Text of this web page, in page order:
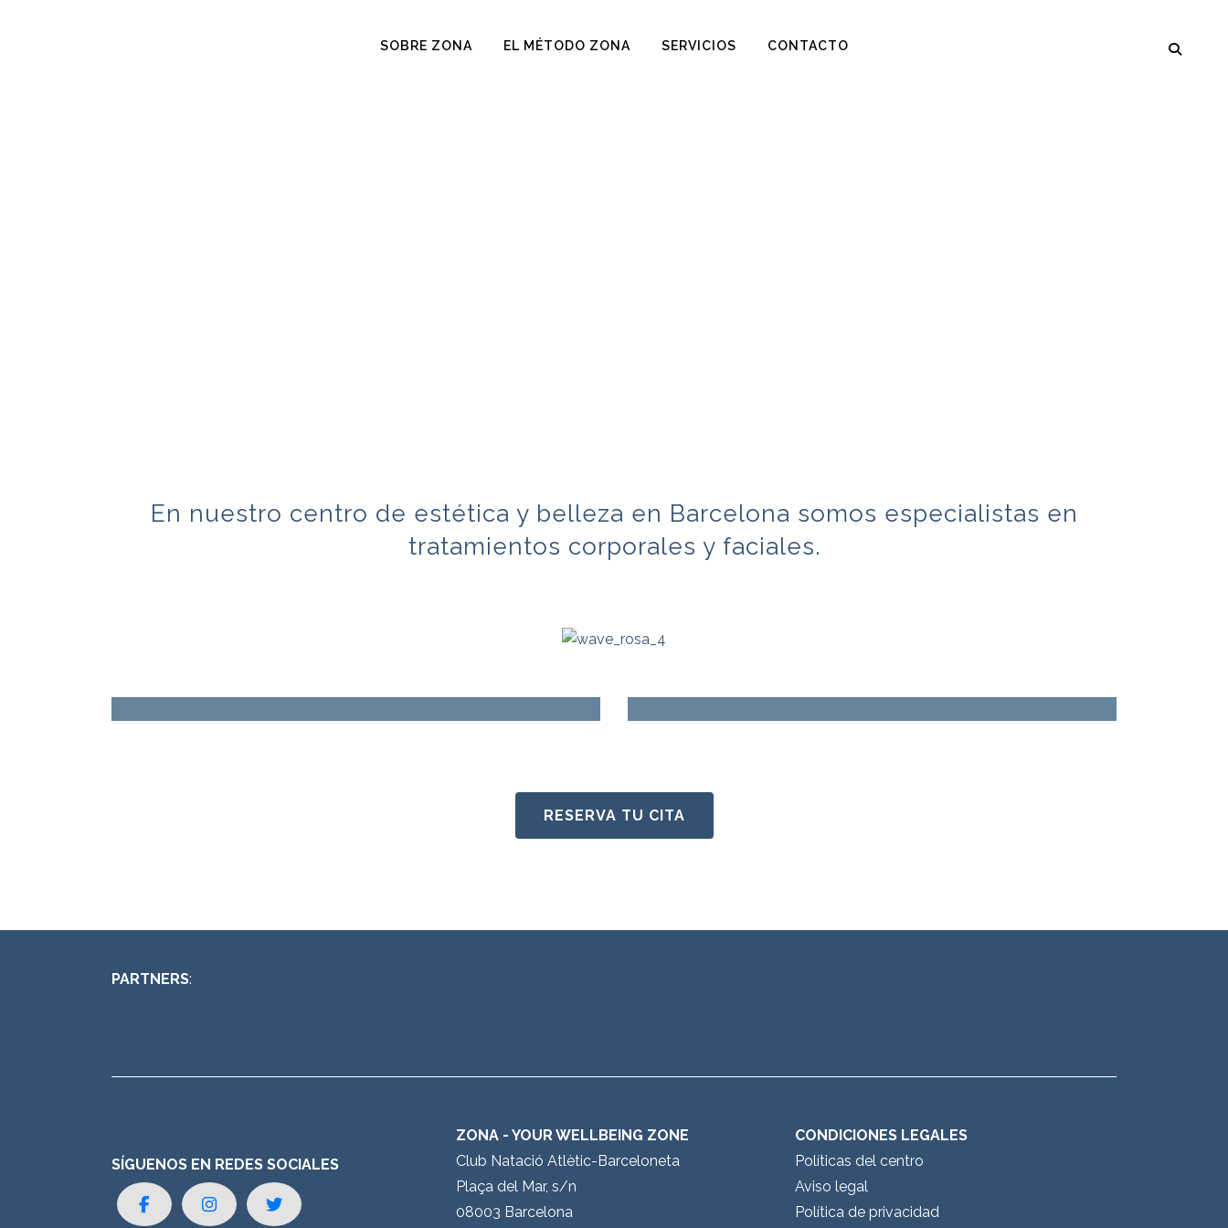
SOBRE ZONA EL MÉTODO ZONA SERVICIOS CONTACTO
En nuestro centro de estética y belleza en Barcelona somos especialistas en
tratamientos corporales y faciales.
RESERVA TU CITA
PARTNERS:
SÍGUENOS EN REDES SOCIALES
ZONA - YOUR WELLBEING ZONE
Club Natació Atlètic-Barceloneta
Plaça del Mar, s/n
08003 Barcelona
CONDICIONES LEGALES
Políticas del centro
Aviso legal
Política de privacidad